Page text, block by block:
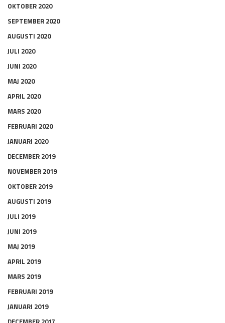
OKTOBER 2020
SEPTEMBER 2020
AUGUSTI 2020
JULI 2020
JUNI 2020
MAJ 2020
APRIL 2020
MARS 2020
FEBRUARI 2020
JANUARI 2020
DECEMBER 2019
NOVEMBER 2019
OKTOBER 2019
AUGUSTI 2019
JULI 2019
JUNI 2019
MAJ 2019
APRIL 2019
MARS 2019
FEBRUARI 2019
JANUARI 2019